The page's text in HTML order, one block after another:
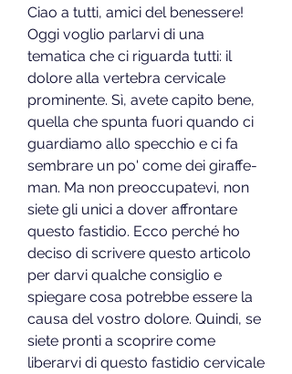
Ciao a tutti, amici del benessere!
Oggi voglio parlarvi di una
tematica che ci riguarda tutti: il
dolore alla vertebra cervicale
prominente. Sì, avete capito bene,
quella che spunta fuori quando ci
guardiamo allo specchio e ci fa
sembrare un po' come dei giraffe-
man. Ma non preoccupatevi, non
siete gli unici a dover affrontare
questo fastidio. Ecco perché ho
deciso di scrivere questo articolo
per darvi qualche consiglio e
spiegare cosa potrebbe essere la
causa del vostro dolore. Quindi, se
siete pronti a scoprire come
liberarvi di questo fastidio cervicale